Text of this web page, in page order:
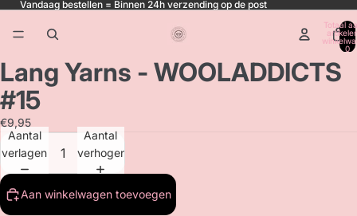
Vandaag bestellen = Binnen 24h verzending op de post
Totaal
0
Lang Yarns - WOOLADDICTS
#15
€9,95
Aantal
verlagen
Aantal
verhogen
Aan winkelwagen toevoegen